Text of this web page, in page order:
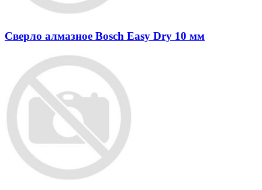
Сверло алмазное Bosch Easy Dry 10 мм